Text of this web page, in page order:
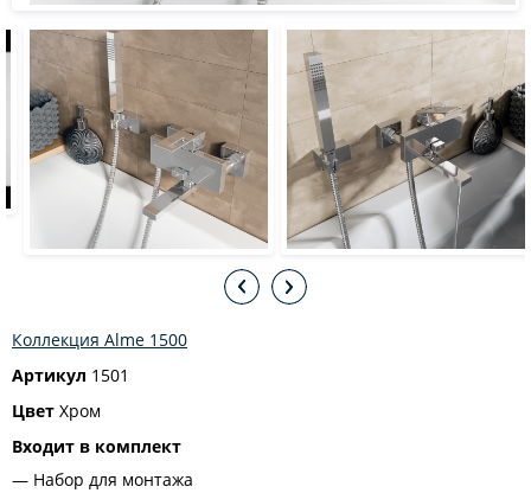
Коллекция Alme 1500
Артикул 1501
Цвет Хром
Входит в комплект
Набор для монтажа